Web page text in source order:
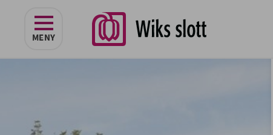
MENY
navigeringen